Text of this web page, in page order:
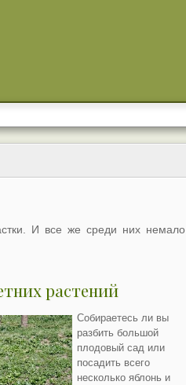
И все же среди них немало
растений
Собираетесь ли вы
разбить большой
плодовый сад или
посадить всего
несколько яблонь и